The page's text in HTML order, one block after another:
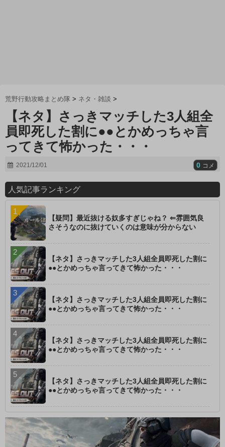
荒野行動攻略まとめ隊 > ネタ・雑談 >
【ネタ】さっきマッチした3人組全
員即死した割に●●とかめっちゃ言
ってきて怖かった・・・
2021/12/01 0 コメ
人気記事ランキング
【疑問】最近抜ける奴多すぎじゃね？ ⇐雰囲気良
さそうなのに抜けていくのは意味が分からない
【ネタ】さっきマッチした3人組全員即死した割に
●●とかめっちゃ言ってきて怖かった・・・
【ネタ】さっきマッチした3人組全員即死した割に
●●とかめっちゃ言ってきて怖かった・・・
【ネタ】さっきマッチした3人組全員即死した割に
●●とかめっちゃ言ってきて怖かった・・・
【ネタ】さっきマッチした3人組全員即死した割に
●●とかめっちゃ言ってきて怖かった・・・